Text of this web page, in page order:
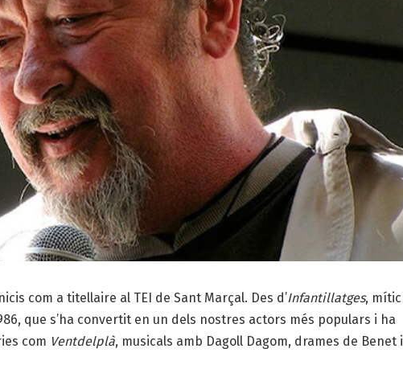
com a titellaire al TEI de Sant Marçal. Des d’Infantillatges, mític
que s’ha convertit en un dels nostres actors més populars i ha
com Ventdelplà, musicals amb Dagoll Dagom, drames de Benet i